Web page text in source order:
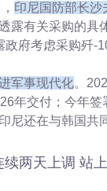
印尼国防部长沙
露有关采购的具
府考虑采购歼-
军事现代化。
年交付；今年签
尼还在与韩国共
续两天上调 站